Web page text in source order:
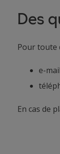
Des
Pour toute
e-
En cas de